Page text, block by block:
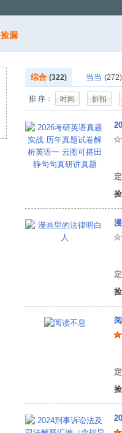
捡漏
综合 (322) 当当 (272)
排 序： 时间 折扣